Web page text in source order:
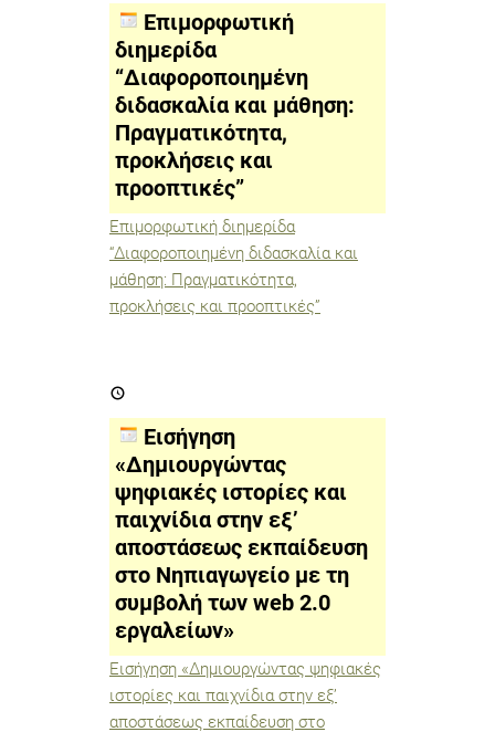
διδασκαλία
μάθηση:
Πραγματικότητα,
προκλήσεις
και
προοπτικές”
Επιμορφωτική
διημερίδα
“Διαφοροποιημένη
διδασκαλία και μάθηση:
Πραγματικότητα,
προκλήσεις και
προοπτικές”
Επιμορφωτική διημερίδα
“Διαφοροποιημένη διδασκαλία και
μάθηση: Πραγματικότητα,
προκλήσεις και προοπτικές”
«Δημιουργώντας
ιστορίες
παιχνίδια
στην
εξ’
αποστάσεως
εκπαίδευση
στο
Νηπιαγωγείο
συμβολή
των
web
2.0
εργαλείων»
Εισήγηση
«Δημιουργώντας
ψηφιακές ιστορίες και
παιχνίδια στην εξ’
αποστάσεως εκπαίδευση
στο Νηπιαγωγείο με τη
συμβολή των web 2.0
εργαλείων»
Εισήγηση «Δημιουργώντας ψηφιακές
ιστορίες και παιχνίδια στην εξ’
αποστάσεως εκπαίδευση στο